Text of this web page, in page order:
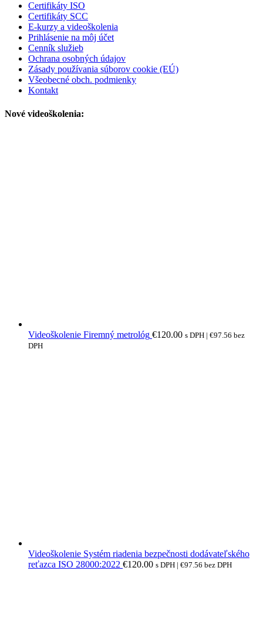
Certifikáty ISO
Certifikáty SCC
E-kurzy a videoškolenia
Prihlásenie na môj účet
Cenník služieb
Ochrana osobných údajov
Zásady používania súborov cookie (EÚ)
Všeobecné obch. podmienky
Kontakt
Nové videoškolenia:
Videoškolenie Firemný metrológ €120.00 s DPH | €97.56 bez
DPH
Videoškolenie Systém riadenia bezpečnosti dodávateľského
reťazca ISO 28000:2022 €120.00 s DPH | €97.56 bez DPH